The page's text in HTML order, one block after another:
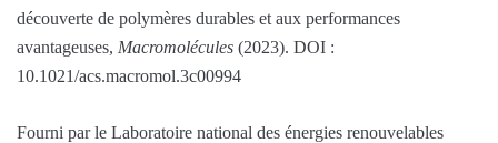
découverte de polymères durables et aux performances
avantageuses, Macromolécules (2023). DOI :
10.1021/acs.macromol.3c00994
Fourni par le Laboratoire national des énergies renouvelables